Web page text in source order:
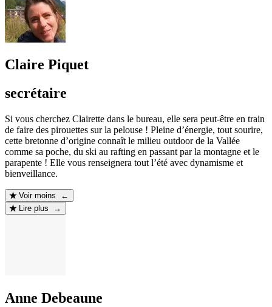
Claire Piquet
secrétaire
Si vous cherchez Clairette dans le bureau, elle sera peut-être en train
de faire des pirouettes sur la pelouse ! Pleine d’énergie, tout sourire,
cette bretonne d’origine connaît le milieu outdoor de la Vallée
comme sa poche, du ski au rafting en passant par la montagne et le
parapente ! Elle vous renseignera tout l’été avec dynamisme et
bienveillance.
Voir moins ←
Lire plus →
Anne Debeaune